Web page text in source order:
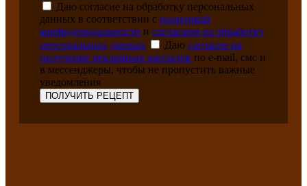
Даю согласие на обработку персональных
данных в соответствии с политикой
конфиденциальности и согласием на обработку
персональных данных
Даю согласие на
получение рекламных рассылок по e-mail, смс и
в мессенджеры, чтобы не пропустить важные
уведомления
ПОЛУЧИТЬ РЕЦЕПТ